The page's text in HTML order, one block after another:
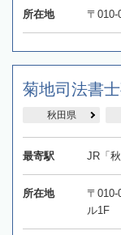
所在地 〒010-
菊地司法書
秋田県
最寄駅 JR「
所在地
〒010-
ル1F